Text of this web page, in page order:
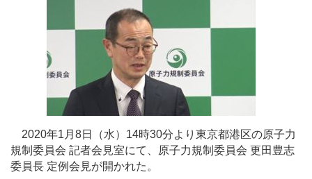
2020年1月8日（水）14時30分より東京都港区の原子力
規制委員会 記者会見室にて、原子力規制委員会 更田豊志
委員長 定例会見が開かれた。